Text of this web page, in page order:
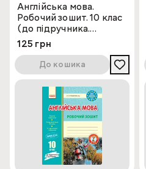
Англійська мова.
Робочий зошит. 10 клас
(до підручника.
Карп'юк)
125 грн
До кошика